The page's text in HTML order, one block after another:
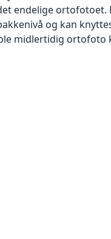
endelige
og kan
midlertidig ortofoto